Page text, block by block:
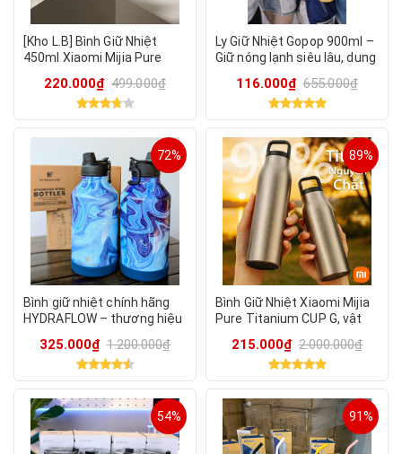
[Kho L.B] Bình Giữ Nhiệt
450ml Xiaomi Mijia Pure
Titan siêu bền & an toàn
220.000₫ 499.000₫
Ly Giữ Nhiệt Gopop 900ml –
Giữ nóng lạnh siêu lâu, dung
MÀU116.000₫ 655.000₫
72%
Bình giữ nhiệt chính hãng
HYDRAFLOW – thương hiệu
325.000₫ 1.200.000₫
89%
Bình Giữ Nhiệt Xiaomi Mijia
Pure Titanium CUP G, vật
toànlyy
215.000₫ 2.000.000₫
54% 91%